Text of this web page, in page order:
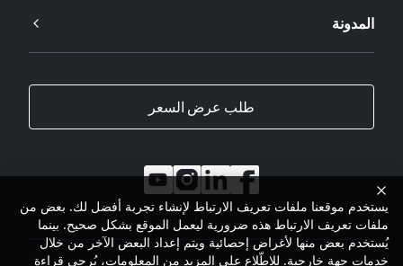
المدونة
طلب عرض السعر
يستخدم موقعنا ملفات تعريف الارتباط لإنشاء تجربة أفضل لك. بعض من
ملفات تعريف الارتباط هذه ضرورية ليعمل الموقع بشكل صحيح. بينما
يُستخدم بعض منها لأغراض إحصائية ويتم إعداد البعض الآخر من خلال
خدمات جهة خارجية. للاطّلاع على المزيد من المعلومات، يُرجى قراءة